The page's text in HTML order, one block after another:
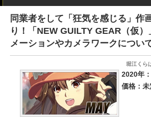
同業者をして「狂気を感じる」作
り！「NEW GUILTY GEAR（仮
メーションやカメラワークについ
堀江くら
2020年
価格：未